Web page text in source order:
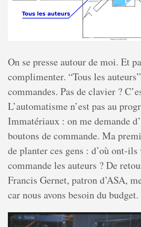
On se presse autour de moi. Et
complimenter. “Tous les auteurs”
commandes. Pas de clavier ?
L’automatisme n’est pas au
Immatériaux : on me demande
boutons de commande. Ma
de planter ces gens : d’où ont-ils
commande les auteurs ? De
Francis Gernet, patron d’ASA,
car nous avons besoin du budget.